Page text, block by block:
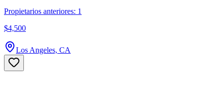
Propietarios anteriores: 1
$4,500
Los Angeles, CA